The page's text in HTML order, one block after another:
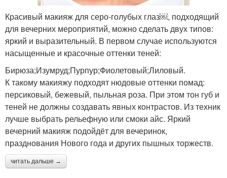
Красивый макияж для серо-голубых глаз￼, подходящий
для вечерних мероприятий, можно сделать двух типов:
яркий и выразительный. В первом случае используются
насыщенные и красочные оттенки теней:
Бирюза;Изумруд;Пурпур;Фиолетовый;Лиловый.
К такому макияжу подходят нюдовые оттенки помад:
персиковый, бежевый, пыльная роза. При этом тон губ и
теней не должны создавать явных контрастов. Из техник
лучше выбрать рельефную или смоки айс. Яркий
вечерний макияж подойдёт для вечеринок,
празднования Нового года и других пышных торжеств.
читать дальше →